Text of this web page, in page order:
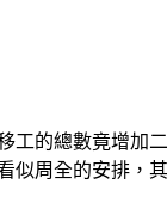
的總數竟增加
周全的安排，